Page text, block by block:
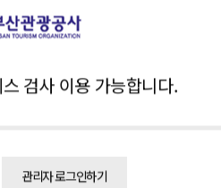
검사 이용 가능합니다.
관리자 로그인하기